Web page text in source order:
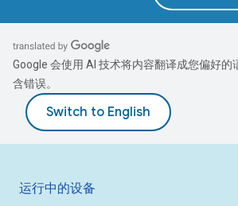
Google 会使用 AI 技术将内容翻译成您偏好的
含错误。
运行中的设备